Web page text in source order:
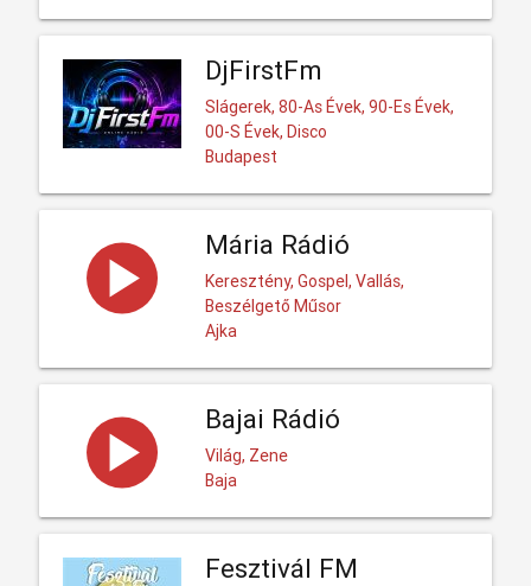
DjFirstFm
Slágerek, 80-As Évek, 90-Es Évek,
00-S Évek, Disco
Budapest
Mária Rádió
Keresztény, Gospel, Vallás,
Beszélgető Műsor
Ajka
Bajai Rádió
Világ, Zene
Baja
Fesztivál FM